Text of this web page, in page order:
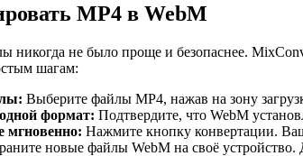
MP4 в WebM
никогда не было проще и безопаснее.
шагам:
: Выберите файлы MP4, нажав на зону
формат: Подтвердите, что WebM
мгновенно: Нажмите кнопку конвертации.
новые файлы WebM на своё устройство.